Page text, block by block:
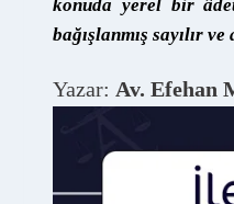
konuda yerel bir
bağışlanmış sayılır
Yazar: Av. Efehan